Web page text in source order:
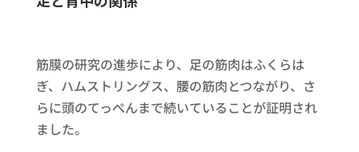
筋膜の研究の進歩により、足の筋肉はふくらは
ぎ、ハムストリングス、腰の筋肉とつながり、さ
らに頭のてっぺんまで続いていることが証明され
ました。